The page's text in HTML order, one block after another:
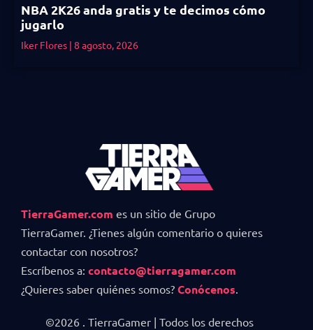
NBA 2K26 anda gratis y te decimos cómo
jugarlo
Iker Flores 8 agosto, 2026
TierraGamer.com es un sitio de Grupo
TierraGamer. ¿Tienes algún comentario o quieres
contactar con nosotros?
Escríbenos a: contacto@tierragamer.com
¿Quieres saber quiénes somos? Conócenos.
©2026 . TierraGamer | Todos los derechos